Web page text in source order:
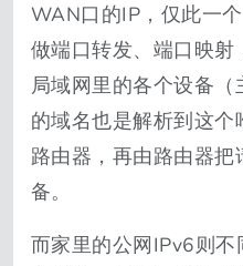
WAN口的IP，仅此一
做端口转发、端口映
局域网里的各个设备
的域名也是解析到这
路由器，再由路由器
备。
而家里的公网IPv6则不